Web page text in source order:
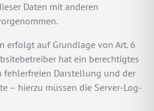
Daten mit anderen
erfolgt auf Grundlage von Art. 6
hat ein berechtigtes
fehlerfreien Darstellung und der
– hierzu müssen die Server-Log-